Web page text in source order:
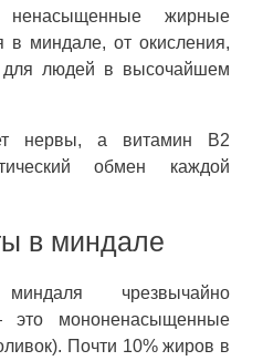
жирные
в миндале, от окисления,
для людей в высочайшем
нервы, а витамин B2
обмен каждой
в миндале
чрезвычайно
это мононенасыщенные
Почти 10% жиров в